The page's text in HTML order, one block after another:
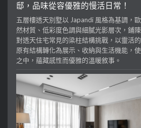
邸，品味從容優雅的慢活日常！
五層樓透天別墅以 Japandi 風格為基調，
然材質、低彩度色調與細膩光影層次，鋪
對透天住宅常見的梁柱結構挑戰，以靈活
原有結構轉化為展示、收納與生活機能，
之中，蘊藏感性而優雅的溫暖敘事。